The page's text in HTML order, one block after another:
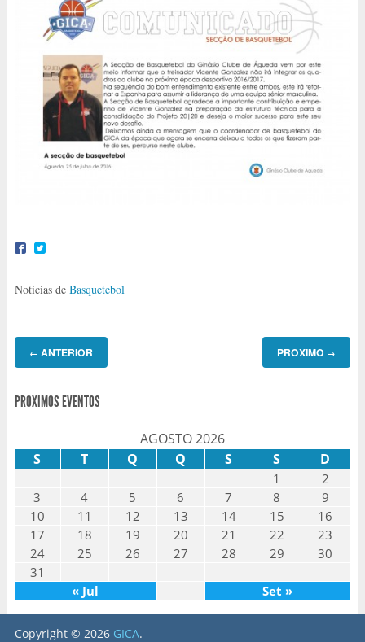
Noticias de Basquetebol
← ANTERIOR PROXIMO →
PROXIMOS EVENTOS
AGOSTO 2026
S
T Q Q S S D
1
2
3
4 5 6 7 8
9
10
11 12 13 14 15
16
17
18 19 20 21 22
23
24
25 26 27 28 29
30
31
« Jul
Set »
Copyright © 2026 GICA.